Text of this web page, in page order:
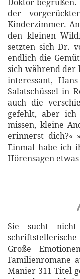
Doktor
der
Kinderzimmer.
den kleinen
setzten sich Dr.
endlich die
sich während der
interessant,
Salatschüssel in
auch die
gefehlt, aber ich
missen, kleine
erinnerst dich?«
Einmal habe ich
Hörensagen
Sie sucht
Große
Familienromane
Manier 311 Titel